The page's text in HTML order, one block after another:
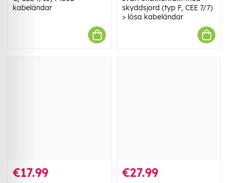
kabeländar
skyddsjord (typ F, CEE 7/7)
> lösa kabeländar
€17.99 €27.99